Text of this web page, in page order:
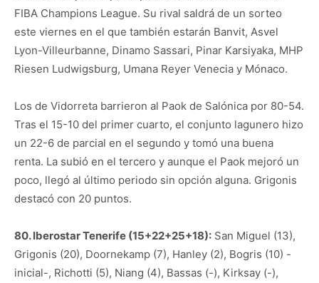
FIBA Champions League. Su rival saldrá de un sorteo
este viernes en el que también estarán Banvit, Asvel
Lyon-Villeurbanne, Dinamo Sassari, Pinar Karsiyaka, MHP
Riesen Ludwigsburg, Umana Reyer Venecia y Mónaco.
Los de Vidorreta barrieron al Paok de Salónica por 80-54.
Tras el 15-10 del primer cuarto, el conjunto lagunero hizo
un 22-6 de parcial en el segundo y tomó una buena
renta. La subió en el tercero y aunque el Paok mejoró un
poco, llegó al último periodo sin opción alguna. Grigonis
destacó con 20 puntos.
80. Iberostar Tenerife (15+22+25+18): San Miguel (13),
Grigonis (20), Doornekamp (7), Hanley (2), Bogris (10) -
inicial-, Richotti (5), Niang (4), Bassas (-), Kirksay (-),